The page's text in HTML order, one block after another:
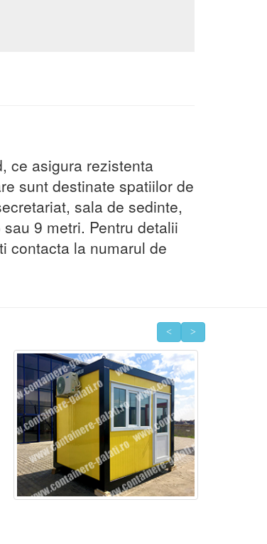
ce asigura rezistenta
sunt destinate spatiilor de
sala de sedinte,
9 metri. Pentru detalii
contacta la numarul de